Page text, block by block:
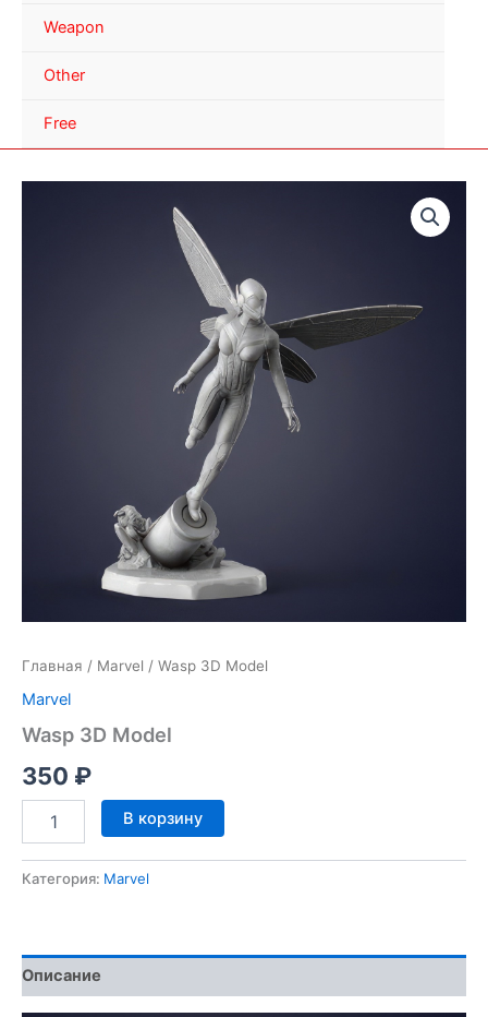
Weapon
Other
Free
Главная / Marvel / Wasp 3D Model
Marvel
Wasp 3D Model
350 ₽
Количество
товара
3D
В корзину
Категория: Marvel
Описание